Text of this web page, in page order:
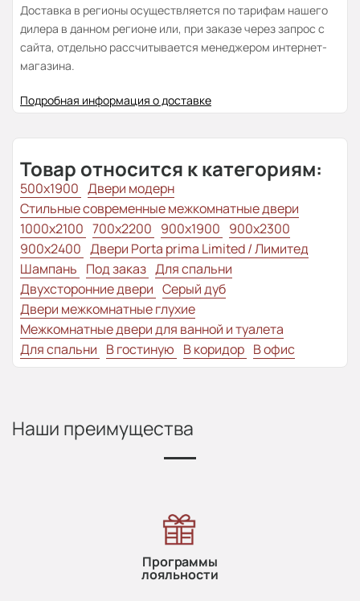
Доставка в регионы осуществляется по тарифам нашего
дилера в данном регионе или, при заказе через запрос с
сайта, отдельно рассчитывается менеджером интернет-
магазина.
Подробная информация о доставке
Товар относится к категориям:
500x1900 Двери модерн
Стильные современные межкомнатные двери
1000x2100 700x2200 900x1900 900x2300
900x2400 Двери Porta prima Limited / Лимитед
Шампань Под заказ Для спальни
Двухсторонние двери Серый дуб
Двери межкомнатные глухие
Межкомнатные двери для ванной и туалета
Для спальни В гостиную В коридор В офис
Наши преимущества
Программы
лояльности